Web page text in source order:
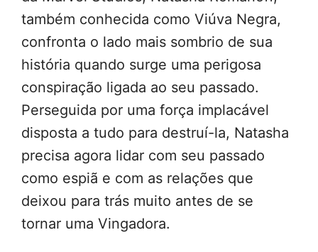
também conhecida como Viúva Negra,
confronta o lado mais sombrio de sua
história quando surge uma perigosa
conspiração ligada ao seu passado.
Perseguida por uma força implacável
disposta a tudo para destruí-la, Natasha
precisa agora lidar com seu passado
como espiã e com as relações que
deixou para trás muito antes de se
tornar uma Vingadora.